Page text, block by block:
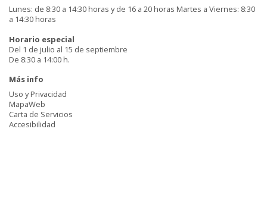
Lunes: de 8:30 a 14:30 horas y de 16 a 20 horas Martes a Viernes: 8:30
a 14:30 horas
Horario especial
Del 1 de julio al 15 de septiembre
De 8:30 a 14:00 h.
Más info
Uso y Privacidad
MapaWeb
Carta de Servicios
Accesibilidad